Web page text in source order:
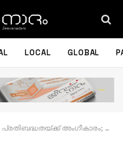
LOCAL GLOBAL
ലിയോ 14-ാമൻ പാപ്പയ്ക്ക് ‘ലിബർട്ടി മെഡൽ’